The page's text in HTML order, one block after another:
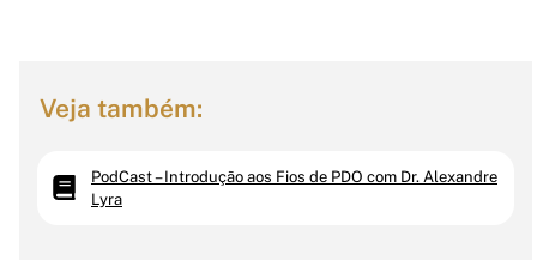
Veja também:
PodCast – Introdução aos Fios de PDO com Dr. Alexandre
Lyra